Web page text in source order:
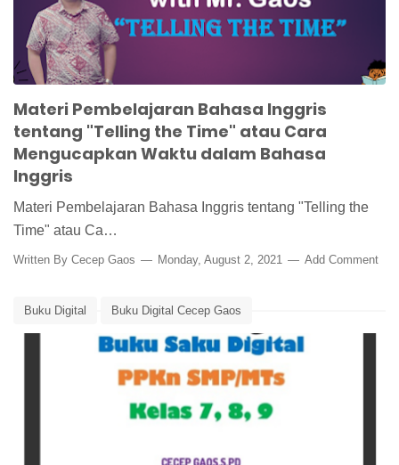
Materi Pembelajaran Bahasa Inggris
tentang "Telling the Time" atau Cara
Mengucapkan Waktu dalam Bahasa
Inggris
Materi Pembelajaran Bahasa Inggris tentang "Telling the
Time" atau Ca…
Written By Cecep Gaos Monday, August 2, 2021 Add Comment
Buku Digital Buku Digital Cecep Gaos
Buku Digital PPKn SMP MTs Buku Saku Digital
Buku Saku Digital PPKn Media Pembelajaran Online